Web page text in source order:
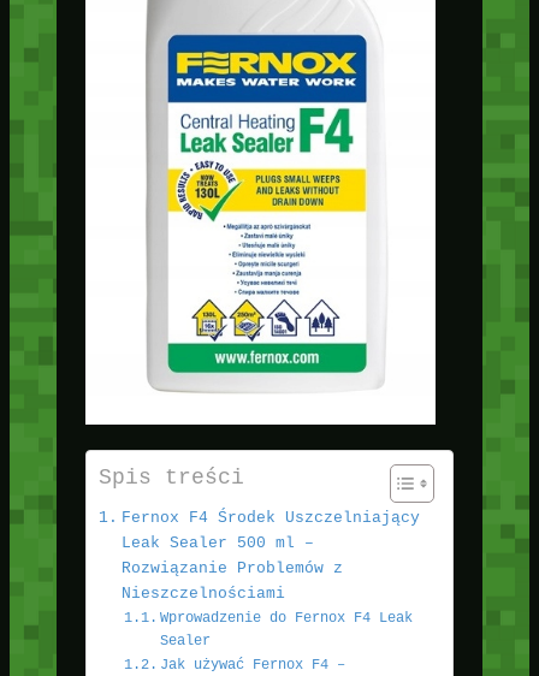
Spis treści
Fernox F4 Środek Uszczelniający
Leak Sealer 500 ml –
Rozwiązanie Problemów z
Nieszczelnościami
Wprowadzenie do Fernox F4 Leak
Sealer
Jak używać Fernox F4 –